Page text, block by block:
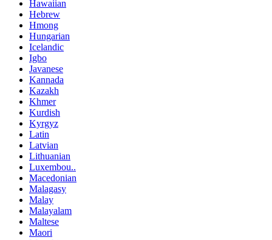
Hawaiian
Hebrew
Hmong
Hungarian
Icelandic
Igbo
Javanese
Kannada
Kazakh
Khmer
Kurdish
Kyrgyz
Latin
Latvian
Lithuanian
Luxembou..
Macedonian
Malagasy
Malay
Malayalam
Maltese
Maori